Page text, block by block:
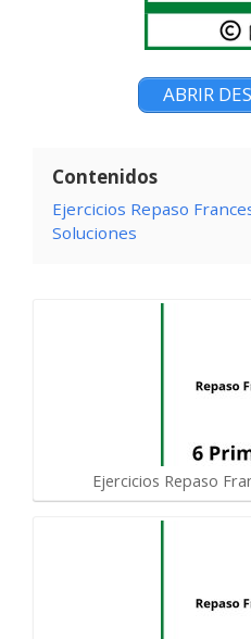
ABRIR
Contenidos
Ejercicios Repaso
Soluciones
Ejercicios Repaso